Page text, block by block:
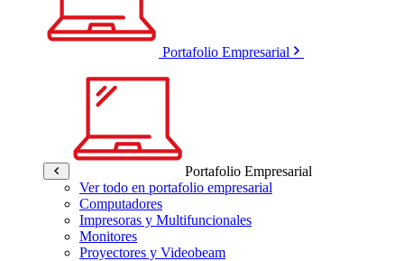
Portafolio Empresarial
Portafolio Empresarial
Ver todo en portafolio empresarial
Computadores
Impresoras y Multifuncionales
Monitores
Proyectores y Videobeam